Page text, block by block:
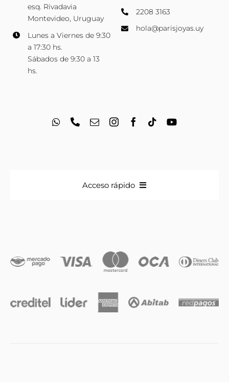
esq. Rivadavia
Montevideo, Uruguay
Lunes a Viernes de 9:30
a 17:30 hs.
Sábados de 9:30 a 13
hs.
2208 3163
hola@parisjoyas.uy
Acceso rápido
Iniciales